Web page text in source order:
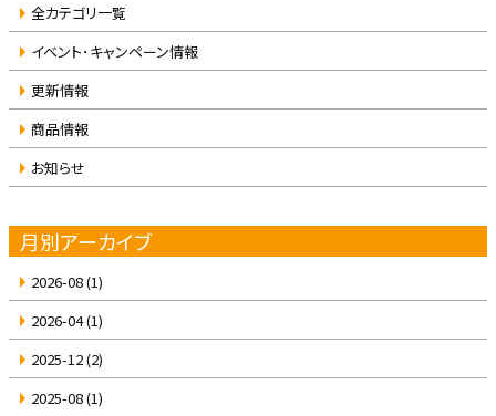
全カテゴリ一覧
イベント･キャンペーン情報
更新情報
商品情報
お知らせ
月別アーカイブ
2026-08(1)
2026-04(1)
2025-12(2)
2025-08(1)